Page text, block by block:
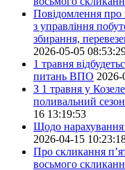
Повідомлення про
з управління
збирання,
2026-05-05
1 травня
питань ВПО 2026-
З 1 травня у
поливальний
16 13:19:53
Щодо
2026-04-15
Про скликання
восьмого